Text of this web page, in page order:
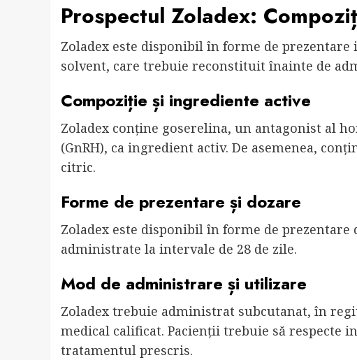
Prospectul Zoladex:
Zoladex este disponibil în forme de
solvent, care trebuie reconstituit înainte de
Compoziție și ingrediente active
Zoladex conține goserelina, un antagonist al
(GnRH), ca ingredient activ. De asemenea,
citric.
Forme de prezentare și dozare
Zoladex este disponibil în forme de prezentare
administrate la intervale de 28 de zile.
Mod de administrare și utilizare
Zoladex trebuie administrat subcutanat, în
medical calificat. Pacienții trebuie să respecte
tratamentul prescris.